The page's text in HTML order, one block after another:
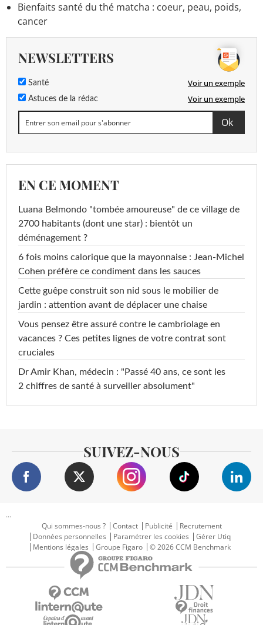
Bienfaits santé du thé matcha : coeur, peau, poids,
cancer
NEWSLETTERS
Santé Voir un exemple
Astuces de la rédac Voir un exemple
EN CE MOMENT
Luana Belmondo "tombée amoureuse" de ce village de
2700 habitants (dont une star) : bientôt un
déménagement ?
6 fois moins calorique que la mayonnaise : Jean-Michel
Cohen préfère ce condiment dans les sauces
Cette guêpe construit son nid sous le mobilier de
jardin : attention avant de déplacer une chaise
Vous pensez être assuré contre le cambriolage en
vacances ? Ces petites lignes de votre contrat sont
cruciales
Dr Amir Khan, médecin : "Passé 40 ans, ce sont les
2 chiffres de santé à surveiller absolument"
SUIVEZ-NOUS
...
Qui sommes-nous ?
Contact Publicité
Recrutement
Données personnelles
Paramétrer les cookies
Gérer Utiq
Mentions légales
Groupe Figaro © 2026 CCM Benchmark